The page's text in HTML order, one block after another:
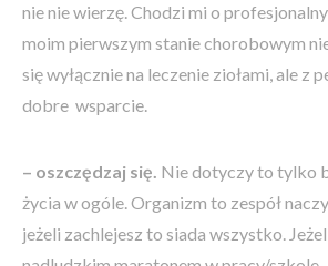
nie nie wierzę. Chodzi mi o
moim pierwszym stanie chorobowym
się wyłącznie na leczenie ziołami, ale z
dobre wsparcie.
– oszczędzaj się. Nie dotyczy to tylko
życia w ogóle. Organizm to zespół
jeżeli zachlejesz to siada wszystko.